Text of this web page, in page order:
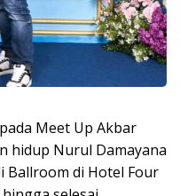
Meet Up Akbar
hidup Nurul Damayana
Ballroom di Hotel Four